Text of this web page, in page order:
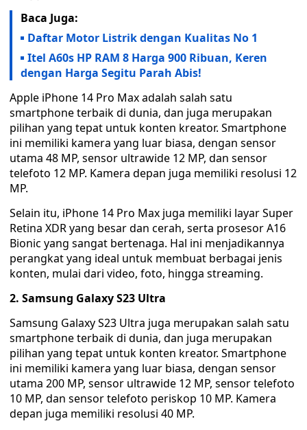
Baca Juga:
Daftar Motor Listrik dengan Kualitas No 1
Itel A60s HP RAM 8 Harga 900 Ribuan, Keren
dengan Harga Segitu Parah Abis!
Apple iPhone 14 Pro Max adalah salah satu
smartphone terbaik di dunia, dan juga merupakan
pilihan yang tepat untuk konten kreator. Smartphone
ini memiliki kamera yang luar biasa, dengan sensor
utama 48 MP, sensor ultrawide 12 MP, dan sensor
telefoto 12 MP. Kamera depan juga memiliki resolusi 12
MP.
Selain itu, iPhone 14 Pro Max juga memiliki layar Super
Retina XDR yang besar dan cerah, serta prosesor A16
Bionic yang sangat bertenaga. Hal ini menjadikannya
perangkat yang ideal untuk membuat berbagai jenis
konten, mulai dari video, foto, hingga streaming.
2. Samsung Galaxy S23 Ultra
Samsung Galaxy S23 Ultra juga merupakan salah satu
smartphone terbaik di dunia, dan juga merupakan
pilihan yang tepat untuk konten kreator. Smartphone
ini memiliki kamera yang luar biasa, dengan sensor
utama 200 MP, sensor ultrawide 12 MP, sensor telefoto
10 MP, dan sensor telefoto periskop 10 MP. Kamera
depan juga memiliki resolusi 40 MP.